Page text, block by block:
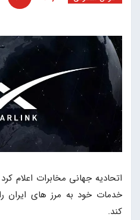
اتحادیه جهانی مخابرات اعلام
خدمات خود به مرز های ایران
کند.